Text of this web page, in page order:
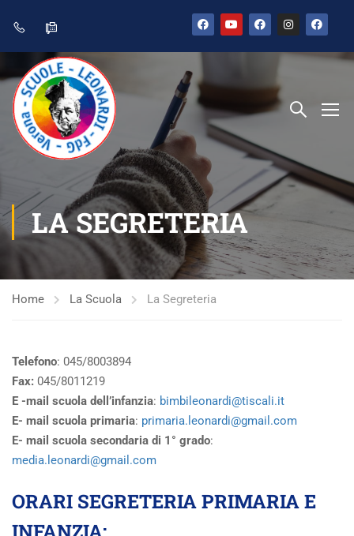
LA SEGRETERIA
Home La Scuola La Segreteria
Telefono: 045/8003894
Fax: 045/8011219
E -mail scuola dell’infanzia: bimbileonardi@tiscali.it
E- mail scuola primaria: primaria.leonardi@gmail.com
E- mail scuola secondaria di 1° grado:
media.leonardi@gmail.com
ORARI SEGRETERIA PRIMARIA E